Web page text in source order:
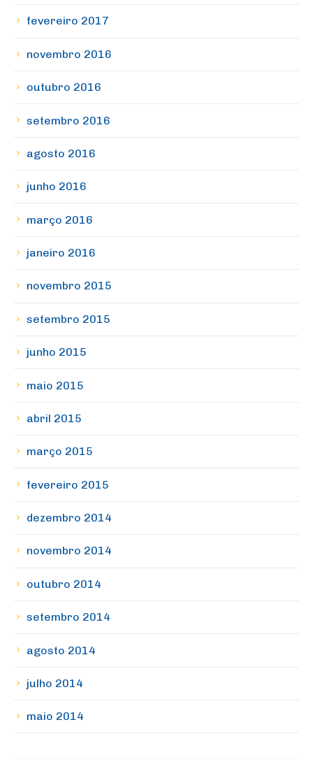
fevereiro 2017
novembro 2016
outubro 2016
setembro 2016
agosto 2016
junho 2016
março 2016
janeiro 2016
novembro 2015
setembro 2015
junho 2015
maio 2015
abril 2015
março 2015
fevereiro 2015
dezembro 2014
novembro 2014
outubro 2014
setembro 2014
agosto 2014
julho 2014
maio 2014